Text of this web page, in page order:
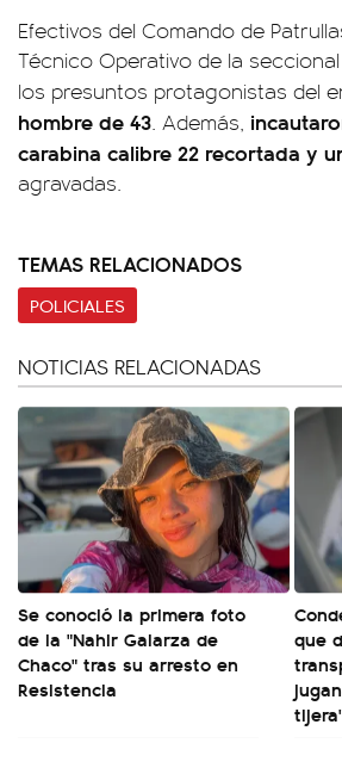
Efectivos del Comando de
Técnico Operativo de la
los presuntos protagonistas del
hombre de 43 . Además,
carabina calibre 22 recortada y
agravadas.
TEMAS RELACIONADOS
POLICIALES
NOTICIAS RELACIONADAS
Se conoció la primera foto
de la "Nahir Galarza de
Chaco" tras su arresto en
Resistencia
que